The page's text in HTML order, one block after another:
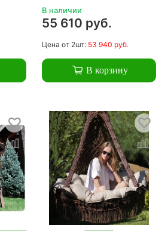
В наличии
55 610 руб.
Цена от 2шт: 53 940 руб.
В корзину